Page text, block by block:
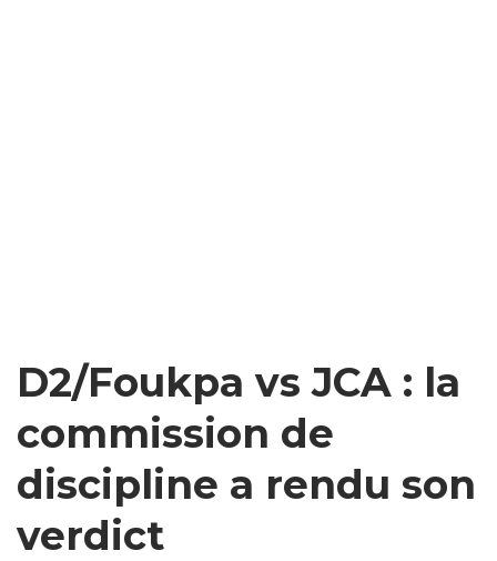
D2/Foukpa vs JCA : la
commission de
discipline a rendu son
verdict